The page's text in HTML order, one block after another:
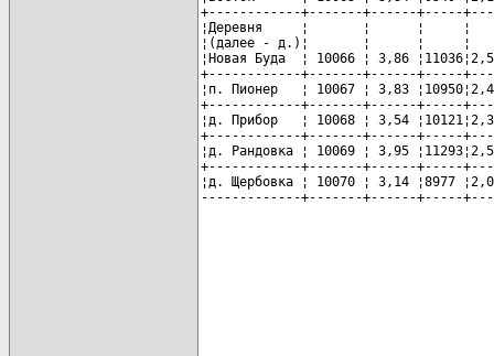
+------------+-------+------+-----
¦Деревня     ¦       ¦      ¦
¦(далее - д.)¦       ¦      ¦
¦Новая Буда  ¦ 10066 ¦ 3,86
+------------+-------+------+-----
¦п. Пионер   ¦ 10067 ¦ 3,83
+------------+-------+------+-----
¦д. Прибор   ¦ 10068 ¦ 3,54
+------------+-------+------+-----
¦д. Рандовка ¦ 10069 ¦ 3,95
+------------+-------+------+-----
¦д. Щербовка ¦ 10070 ¦ 3,14 ¦8977
-------------+-------+------+-----